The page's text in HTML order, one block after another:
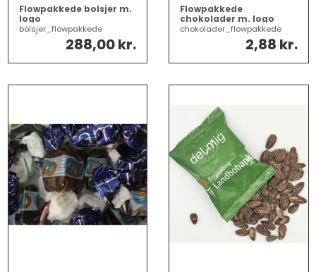
Flowpakkede bolsjer m.
logo
bolsjer_flowpakkede
288,00 kr.
Flowpakkede
chokolader m. logo
chokolader_flowpakkede
2,88 kr.